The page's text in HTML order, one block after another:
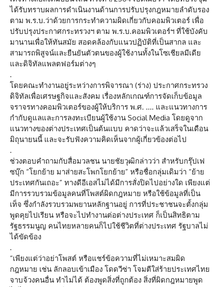
ได้รับทราบผลการดำเนินงานด้านการปรับปรุงกฎหมายลำดับรอง
ตาม พ.ร.บ.ว่าด้วยการกระทำความผิดเกี่ยวกับคอมพิวเตอร์ เพื่อ
ปรับปรุงประกาศกระทรวงฯ ตาม พ.ร.บ.คอมพิวเตอร์ฯ ที่ใช้บังคับ
มานานเพื่อให้ทันสมัย สอดคล้องกับแนวปฏิบัติที่เป็นสากล และ
สามารถพิสูจน์และยืนยันตัวตนของผู้ใช้งานทั้งในโซเชียลมีเดีย
และดิจิทัลแพลตฟอร์มต่างๆ
.
โดยคณะทำงานอยู่ระหว่างการพิจารณา (ร่าง) ประกาศกระทรวง
ดิจิทัลเพื่อเศรษฐกิจและสังคม เรื่องหลักเกณฑ์การจัดเก็บข้อมูล
จราจรทางคอมพิวเตอร์ของผู้ให้บริการ พ.ศ. …. และแนวทางการ
กำกับดูแลและการลงทะเบียนผู้ใช้งาน Social Media โดยดูจาก
แนวทางของต่างประเทศเป็นต้นแบบ คาดว่าจะแล้วเสร็จในเดือน
มิถุนายนนี้ และจะรับฟังความคิดเห็นจากผู้เกี่ยวข้องต่อไป
.
ช่วงตอบคำถามกับสื่อมวลชน นายชัยวุฒิกล่าวว่า สำหรับกรุ๊ปเฟ
ซบุ๊ก “โยกย้าย มาส่ายสะโพกโยกย้าย” หรือชื่อกลุ่มเดิมว่า “ย้าย
ประเทศกันเถอะ” ทางดีอีเอสไม่ได้มีการสั่งปิดไปอย่างใด เพียงแต่
มีการรวบรวมข้อมูลคนที่โพสต์ผิดกฎหมาย หรือใช้ข้อมูลที่เป็น
เท็จ ซึ่งกำลังรวบรวมพยานหลักฐานอยู่ การที่ประชาชนจะตั้งกลุ่ม
พูดคุยไปเรียน หรือจะไปทำงานต่อต่างประเทศ ก็เป็นสิทธิตาม
รัฐธรรมนูญ คนไทยหลายคนก็ไปใช้ชีวิตที่ต่างประเทศ รัฐบาลไม่
ได้ขัดข้อง
.
“เพียงแต่ว่าอย่าโพสต์ หรือแชร์ข้อความที่ไม่เหมาะสมผิด
กฎหมาย เช่น ลักลอบเข้าเมือง โดดวีซ่า โจมตีใส่ร้ายประเทศไทย
จาบจ้วงคนอื่น ทำไม่ได้ ต้องพูดสิ่งที่ถูกต้อง สิ่งที่ผิดกฎหมายพูด